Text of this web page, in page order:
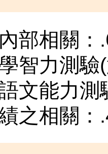
部相關：
智力測
文能力
之相關：